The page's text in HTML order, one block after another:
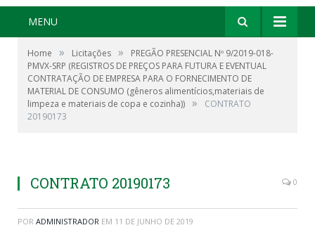
MENU
Home » Licitações »
PREGÃO PRESENCIAL Nº 9/2019-018-
PMVX-SRP (REGISTROS DE PREÇOS PARA FUTURA E EVENTUAL
CONTRATAÇÃO DE EMPRESA PARA O FORNECIMENTO DE
MATERIAL DE CONSUMO (gêneros alimentícios,materiais de
limpeza e materiais de copa e cozinha)) »
CONTRATO
20190173
CONTRATO 20190173 0
POR ADMINISTRADOR EM 11 DE JUNHO DE 2019